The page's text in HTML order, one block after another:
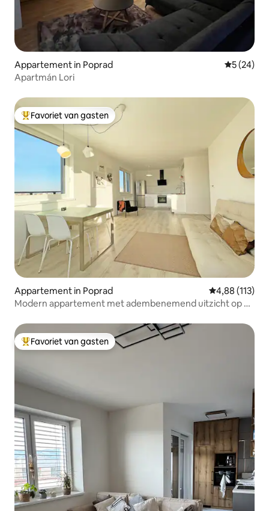
Appartement in Poprad
5 (24)
Apartmán Lori
Topfavoriet van gasten
Favoriet van gasten
Appartement in Poprad Gemiddelde
4,88 (113)
Modern appartement met adembenemend uitzicht op de
Topfavoriet van gasten
Favoriet van gasten